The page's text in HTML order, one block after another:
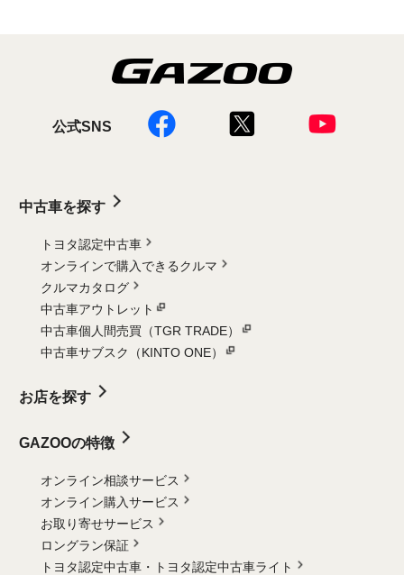
公式SNS
中古車を探す
トヨタ認定中古車
オンラインで購入できるクルマ
クルマカタログ
中古車アウトレット
中古車個人間売買（TGR TRADE）
中古車サブスク（KINTO ONE）
お店を探す
GAZOOの特徴
オンライン相談サービス
オンライン購入サービス
お取り寄せサービス
ロングラン保証
トヨタ認定中古車・
トヨタ認定中古車ライト